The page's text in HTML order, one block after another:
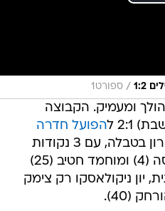
1:2
/ ספורט1
ומעמיק. הקבוצה
ל
הפועל חדרה
בחוץ ונותרה במקום האחרון בטבלה, עם 3 נקודות
מ-21 אפשריות. ג'ונתן סיסה (4) ומוחמד חטיב (25)
יון ניקולאסקו רק צימק